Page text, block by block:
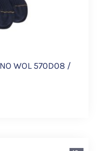
WOL 570D08 /